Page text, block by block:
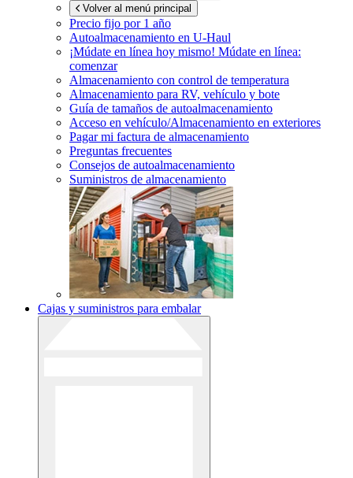
Volver al menú principal
Precio fijo por 1 año
Autoalmacenamiento en U-Haul
¡Múdate en línea hoy mismo! Múdate en línea:
comenzar
Almacenamiento con control de temperatura
Almacenamiento para RV, vehículo y bote
Guía de tamaños de autoalmacenamiento
Acceso en vehículo/Almacenamiento en exteriores
Pagar mi factura de almacenamiento
Preguntas frecuentes
Consejos de autoalmacenamiento
Suministros de almacenamiento
Cajas y suministros para embalar